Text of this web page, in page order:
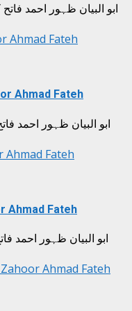
ابو البیان ظہور احمد
Ahmad Fateh
Ahmad Fateh
ابو البیان ظہور احمد
Fateh
Ahmad Fateh
ابو البیان ظہور احمد
Ahmad Fateh